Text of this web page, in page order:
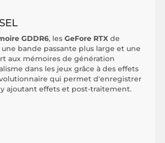
GDDR6, les GeFore RTX de
bande passante plus large et une
aux mémoires de génération
dans les jeux grâce à des effets
qui permet d'enregistrer
ajoutant effets et post-traitement.